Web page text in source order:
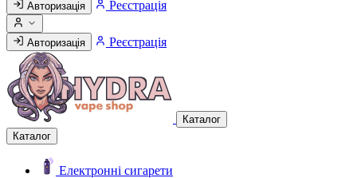
Авторизація
Реєстрація
Авторизація Реєстрація
Каталог
Каталог
Електронні сигарети